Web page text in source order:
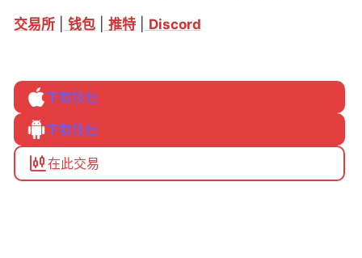
交易所 钱包 推特 Discord
下载钱包
下载钱包
在此交易